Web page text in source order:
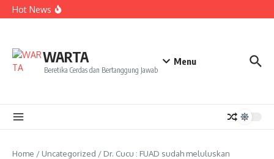
Lewati ke konten
Hot News
ke NCC 4 Bali
Sukseskan Kerja Bakti di Anjungan Melancar
WARTA
Beretika Cerdas dan Bertanggung Jawab
Menu
Home / Uncategorized / Dr. Cucu : FUAD sudah meluluskan